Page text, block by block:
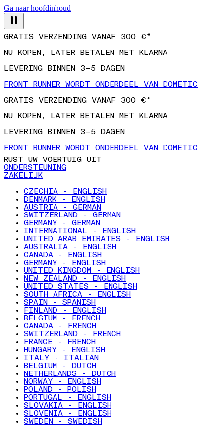
Ga naar hoofdinhoud
NU KOPEN, LATER BETALEN MET KLARNA
LEVERING BINNEN 3–5 DAGEN
FRONT RUNNER WORDT ONDERDEEL VAN DOMETIC
GRATIS VERZENDING VANAF 300 €*
NU KOPEN, LATER BETALEN MET KLARNA
LEVERING BINNEN 3–5 DAGEN
FRONT RUNNER WORDT ONDERDEEL VAN DOMETIC
RUST UW VOERTUIG UIT
ONDERSTEUNING
ZAKELIJK
CZECHIA - ENGLISH
DENMARK - ENGLISH
AUSTRIA - GERMAN
SWITZERLAND - GERMAN
GERMANY - GERMAN
INTERNATIONAL - ENGLISH
UNITED ARAB EMIRATES - ENGLISH
AUSTRALIA - ENGLISH
CANADA - ENGLISH
GERMANY - ENGLISH
UNITED KINGDOM - ENGLISH
NEW ZEALAND - ENGLISH
UNITED STATES - ENGLISH
SOUTH AFRICA - ENGLISH
SPAIN - SPANISH
FINLAND - ENGLISH
BELGIUM - FRENCH
CANADA - FRENCH
SWITZERLAND - FRENCH
FRANCE - FRENCH
HUNGARY - ENGLISH
ITALY - ITALIAN
BELGIUM - DUTCH
NETHERLANDS - DUTCH
NORWAY - ENGLISH
POLAND - POLISH
PORTUGAL - ENGLISH
SLOVAKIA - ENGLISH
SLOVENIA - ENGLISH
SWEDEN - SWEDISH